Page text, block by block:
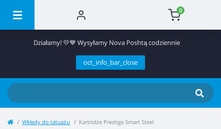
0
Działamy! 💛💙 Wysyłamy Nova Poshtą codziennie
oct_info_bar_close
Wkłady do tatuażu Kartridże Prestige Smart Steel